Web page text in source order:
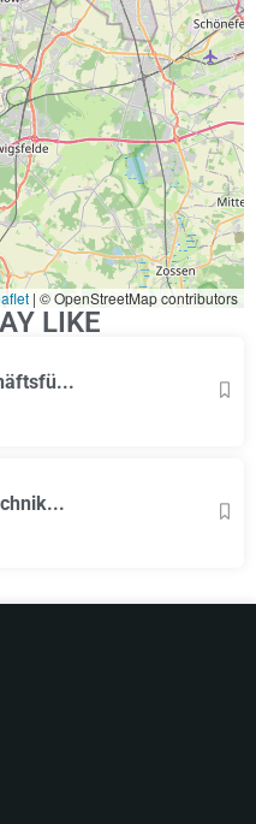
| © OpenStreetMap contributors
LIKE